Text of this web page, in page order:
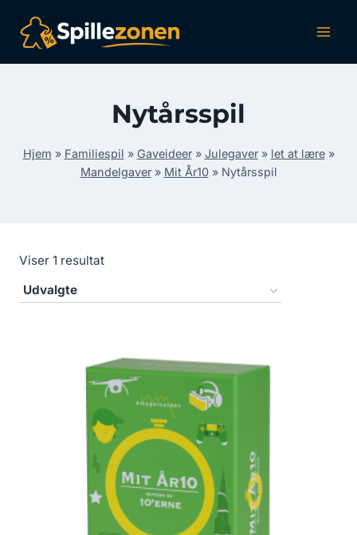
indhold
Nytårsspil
Hjem » Familiespil » Gaveideer» Julegaver» let at lære»
Mandelgaver» Mit År10» Nytårsspil
Viser 1 resultat